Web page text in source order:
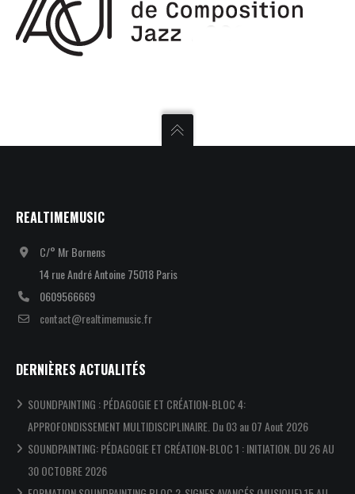
REALTIMEMUSIC
C/° Mr Bornens
14 rue André Antoine 75018 Paris
0609566669
contact@realtimemusic.fr
DERNIÈRES ACTUALITÉS
SOUNDPAINTING : PÉDAGOGIE ET CRÉATION-BLOC 4:
APPROFONDISSEMENT MULTIDISCIPLINAIRE. Du 03 au 07 Aout 2026
SOUNDPAINTING: PÉDAGOGIE ET CRÉATION-BLOC 1 : INITIATION. DU 26 AU
30 OCTOBRE 2026